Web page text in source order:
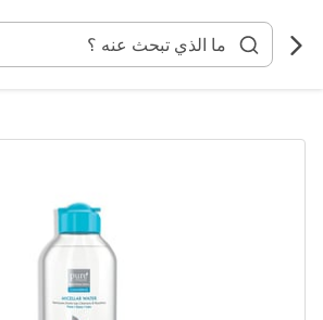
المحتوى
انتقل